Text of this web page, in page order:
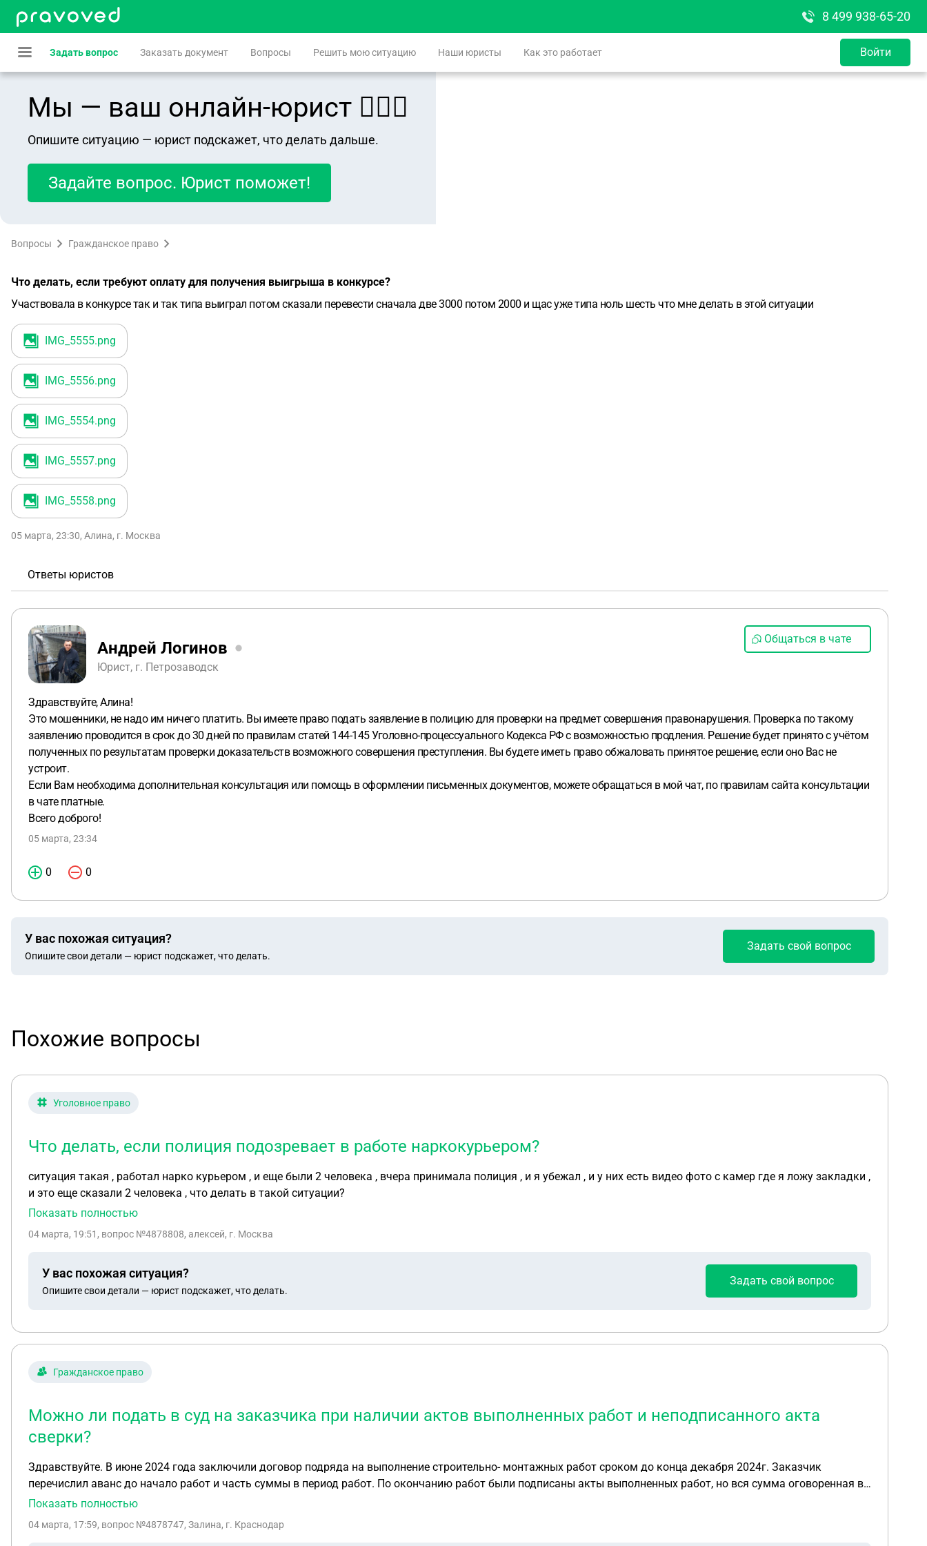
8 499 938-65-20
Задать вопрос Заказать документ Вопросы Решить мою ситуацию Наши юристы Как это работает Войти
Мы — ваш онлайн-юрист 👨🏻‍⚖️
Опишите ситуацию — юрист подскажет, что делать дальше.
Задайте вопрос. Юрист поможет!
Вопросы Гражданское право
Что делать, если требуют оплату для получения выигрыша в конкурсе?
Участвовала в конкурсе так и так типа выиграл потом сказали перевести сначала две 3000 потом 2000 и щас уже типа ноль шесть что мне делать в этой ситуации
IMG_5555.png
IMG_5556.png
IMG_5554.png
IMG_5557.png
IMG_5558.png
05 марта, 23:30, Алина, г. Москва
Ответы юристов
Андрей Логинов
Юрист, г. Петрозаводск
Общаться в чате
Здравствуйте, Алина!
Это мошенники, не надо им ничего платить. Вы имеете право подать заявление в полицию для проверки на предмет совершения правонарушения. Проверка по такому
заявлению проводится в срок до 30 дней по правилам статей 144-145 Уголовно-процессуального Кодекса РФ с возможностью продления. Решение будет принято с учётом
полученных по результатам проверки доказательств возможного совершения преступления. Вы будете иметь право обжаловать принятое решение, если оно Вас не
устроит.
Если Вам необходима дополнительная консультация или помощь в оформлении письменных документов, можете обращаться в мой чат, по правилам сайта консультации
в чате платные.
Всего доброго!
05 марта, 23:34
0 0
У вас похожая ситуация?
Опишите свои детали — юрист подскажет, что делать.
Задать свой вопрос
Похожие вопросы
Уголовное право
Что делать, если полиция подозревает в работе наркокурьером?
ситуация такая , работал нарко курьером , и еще были 2 человека , вчера принимала полиция , и я убежал , и у них есть видео фото с камер где я ложу закладки ,
и это еще сказали 2 человека , что делать в такой ситуации?
Показать полностью
04 марта, 19:51 , вопрос №4878808, алексей, г. Москва
У вас похожая ситуация?
Опишите свои детали — юрист подскажет, что делать.
Задать свой вопрос
Гражданское право
Можно ли подать в суд на заказчика при наличии актов выполненных работ и неподписанного акта
сверки?
Здравствуйте. В июне 2024 года заключили договор подряда на выполнение строительно- монтажных работ сроком до конца декабря 2024г. Заказчик
перечислил аванс до начало работ и часть суммы в период работ. По окончанию работ были подписаны акты выполненных работ, но вся сумма оговоренная в
договоре так и не была перечислена. В сентябре 2025 года мы отправляем заказчику претензию и прилагаем к ней подписанные акты выполненных работ,
сентября 2025 года, так как сейчас акт сверки заказчик не подписывает?
Показать полностью
04 марта, 17:59, вопрос №4878747, Залина, г. Краснодар